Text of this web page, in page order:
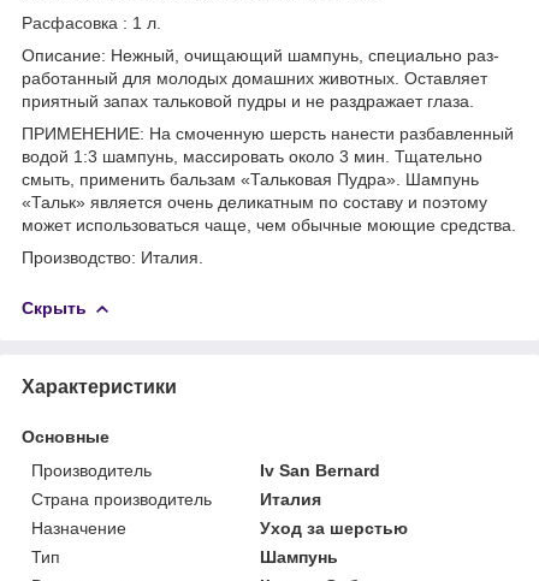
Расфасовка : 1 л.
Описание: Неж­ный, очи­ща­ю­щий шам­пунь, спе­ци­аль­но раз­
ра­бо­тан­ный для мо­ло­дых до­маш­них жи­вот­ных. Ос­тав­ля­ет
при­ят­ный за­пах таль­ко­вой пу­д­ры и не раз­дра­жа­ет гла­за.
ПРИМЕНЕНИЕ: На смо­чен­ную шерсть на­не­с­ти разбавленный
водой 1:3 шампунь, массировать около 3 мин. Тща­тель­но
смыть, при­ме­нить баль­зам «Таль­ко­вая Пу­д­ра». Шам­пунь
«Тальк» яв­ля­ет­ся очень де­ли­кат­ным по со­ста­ву и по­это­му
мо­жет ис­поль­зо­вать­ся ча­ще, чем обыч­ные мо­ю­щие сред­ст­ва.
Производство: Италия.
Скрыть
Характеристики
Основные
Производитель
Iv San Bernard
Страна производитель
Италия
Назначение
Уход за шерстью
Тип
Шампунь